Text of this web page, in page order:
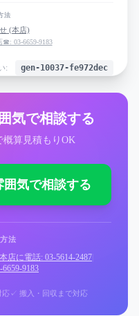
法
(本店)
☎: 03-6659-9183
: gen-10037-fe972dec
気で相談する
算見積もりOK
囲気で相談する
法
本店に電話: 03-5614-2487
9183
応 ✓ 搬入・回収まで対応